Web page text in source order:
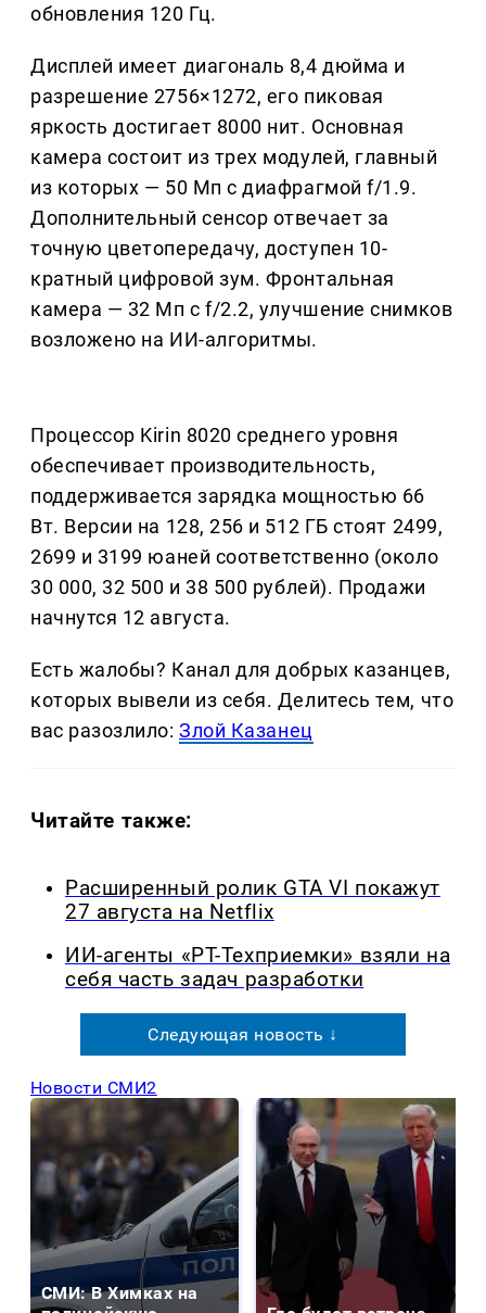
обновления 120 Гц.
Дисплей имеет диагональ 8,4 дюйма и
разрешение 2756×1272, его пиковая
яркость достигает 8000 нит. Основная
камера состоит из трех модулей, главный
из которых — 50 Мп с диафрагмой f/1.9.
Дополнительный сенсор отвечает за
точную цветопередачу, доступен 10-
кратный цифровой зум. Фронтальная
камера — 32 Мп с f/2.2, улучшение снимков
возложено на ИИ-алгоритмы.
Процессор Kirin 8020 среднего уровня
обеспечивает производительность,
поддерживается зарядка мощностью 66
Вт. Версии на 128, 256 и 512 ГБ стоят 2499,
2699 и 3199 юаней соответственно (около
30 000, 32 500 и 38 500 рублей). Продажи
начнутся 12 августа.
Есть жалобы? Канал для добрых казанцев,
которых вывели из себя. Делитеcь тем, что
вас разозлило:Злой Казанец
Читайте также:
Расширенный ролик GTA VI покажут
27 августа на Netflix
ИИ-агенты «РТ-Техприемки» взяли на
себя часть задач разработки
Следующая новость ↓
Новости СМИ2
СМИ: В Химках на